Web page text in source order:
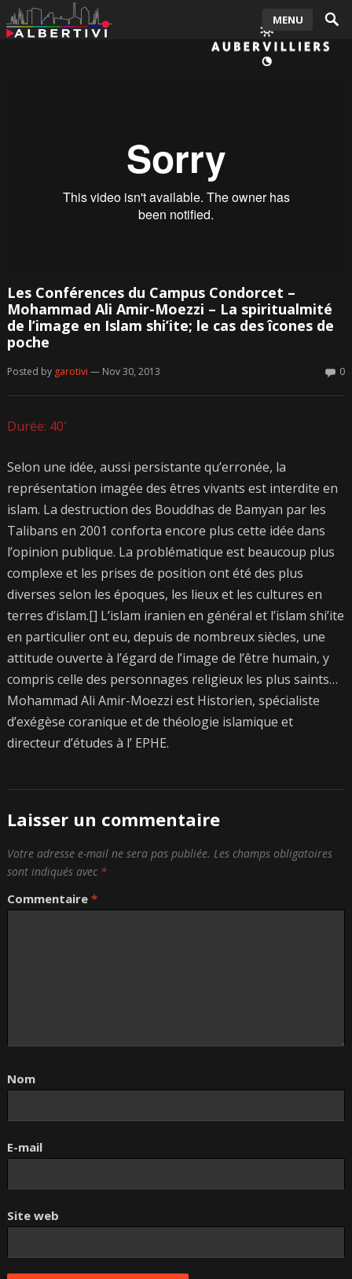
MENU
Les Conférences du Campus Condorcet –
Mohammad Ali Amir-Moezzi – La spiritualmité
de l’image en Islam shi’ite; le cas des îcones de
poche
Posted by garotivi — Nov 30, 2013 0
Durée: 40′
Selon une idée, aussi persistante qu’erronée, la
représentation imagée des êtres vivants est interdite en
islam. La destruction des Bouddhas de Bamyan par les
Talibans en 2001 conforta encore plus cette idée dans
l’opinion publique. La problématique est beaucoup plus
complexe et les prises de position ont été des plus
diverses selon les époques, les lieux et les cultures en
terres d’islam.[] L’islam iranien en général et l’islam shi’ite
en particulier ont eu, depuis de nombreux siècles, une
attitude ouverte à l’égard de l’image de l’être humain, y
compris celle des personnages religieux les plus saints…
Mohammad Ali Amir-Moezzi est Historien, spécialiste
d’exégèse coranique et de théologie islamique et
directeur d’études à l’ EPHE.
Laisser un commentaire
Votre adresse e-mail ne sera pas publiée. Les champs obligatoires
sont indiqués avec *
Commentaire *
Nom
E-mail
Site web